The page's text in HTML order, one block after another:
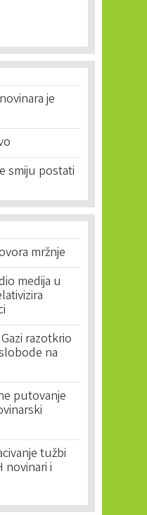
je
smiju postati
mržnje
medija u
razotkrio
na
putovanje
tužbi
novinari i